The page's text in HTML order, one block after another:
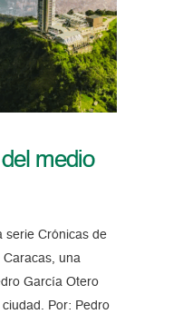
medio
serie Crónicas de
Caracas, una
García Otero
Por: Pedro